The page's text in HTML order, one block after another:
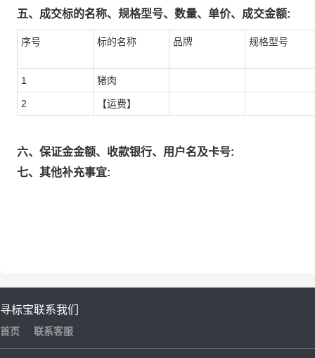
五、成交标的名称、规格型号、数量、单价、成交金额:
序号 标的名称 品牌 规格型号
1 猪肉
2 【运费】
六、保证金金额、收款银行、用户名及卡号:
七、其他补充事宜:
寻标宝
首页
联系我们
联系客服